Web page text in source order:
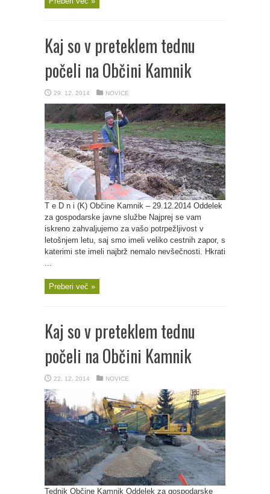
Kaj so v preteklem tednu
počeli na Občini Kamnik
29. 12. 2014 NOVICE
T e D n i (K) Občine Kamnik – 29.12.2014 Oddelek
za gospodarske javne službe Najprej se vam
iskreno zahvaljujemo za vašo potrpežljivost v
letošnjem letu, saj smo imeli veliko cestnih zapor, s
katerimi ste imeli najbrž nemalo nevšečnosti. Hkrati
...
Preberi več »
Kaj so v preteklem tednu
počeli na Občini Kamnik
22. 12. 2014 NOVICE
Tednik Občine Kamnik Oddelek za gospodarske